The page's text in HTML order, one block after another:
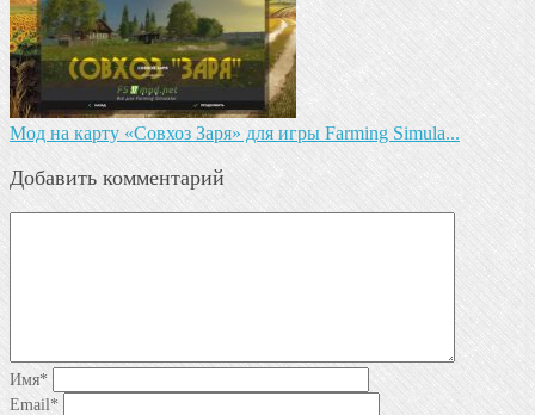
Мод на карту «Совхоз Заря» для игры Farming Simula...
Добавить комментарий
Имя*
Email*